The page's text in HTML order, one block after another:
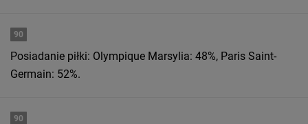
90
Posiadanie piłki: Olympique Marsylia: 48%, Paris Saint-
Germain: 52%.
90